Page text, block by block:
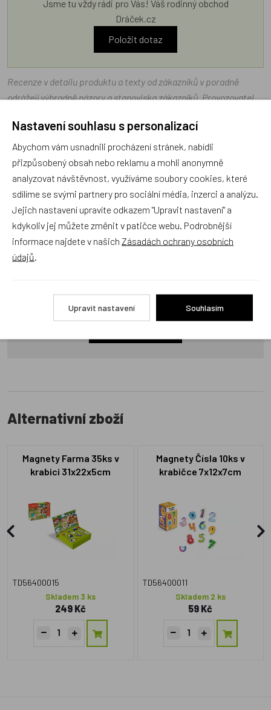
Jsme tu vždy rádi pro Vás! Váš rodinný obchod
Dráček.cz
Položit dotaz
Recenze v detailu produktu a texty od zákazníků v poradně
odrážejí výhradně názory a stanoviska zákazníků. Provozovatel
neověřuje.
Zatím zde nejsou žádné dotazy. Buďte první, kdo se zeptá!
Recenze
Alternativní zboží
Magnety Farma 35ks v
krabici 31x22x5cm
TD56400015
Skladem 3 ks
249 Kč
Magnety Čísla 10ks v
krabičce 7x12x7cm
TD56400011
Skladem 2 ks
59 Kč
Nastavení souhlasu s personalizací
Abychom vám usnadnili procházení stránek, nabídli
přizpůsobený obsah nebo reklamu a mohli anonymně
analyzovat návštěvnost, využíváme soubory cookies, které
sdílíme se svými partnery pro sociální média, inzerci a analýzu.
Jejich nastavení upravíte odkazem "Upravit nastavení" a
kdykoliv jej můžete změnit v patičce webu. Podrobnější
informace najdete v našich Zásadách ochrany osobních
údajů
Upravit nastavení Souhlasím